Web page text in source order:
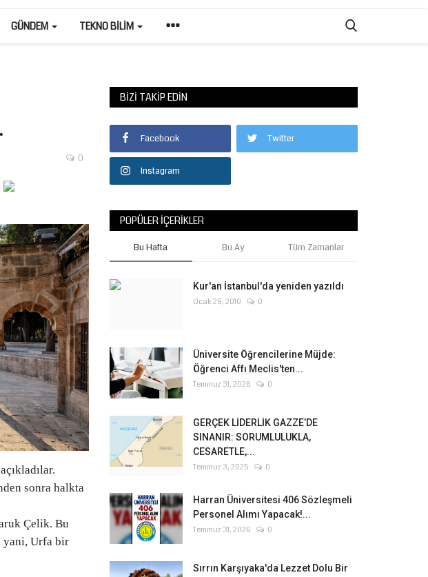
GÜNDEM TEKNO BILIM
0
sonra halkta
Çelik. Bu
yani, Urfa bir
BIZI TAKIP EDIN
Facebook Twitter
Instagram
POPÜLER İÇERIKLER
Bu Hafta Bu Ay Tüm Zamanlar
Kur'an İstanbul'da yeniden yazıldı
Ocak 29, 2010 0
Üniversite Öğrencilerine Müjde:
Öğrenci Affı Meclis'ten...
Temmuz 31, 2026 0
GERÇEK LİDERLİK GAZZE’DE
SINANIR: SORUMLULUKLA,
CESARETLE,...
Temmuz 3, 2025 0
Harran Üniversitesi 406 Sözleşmeli
Personel Alımı Yapacak!...
Temmuz 31, 2026 0
Sırrın Karşıyaka'da Lezzet Dolu Bir